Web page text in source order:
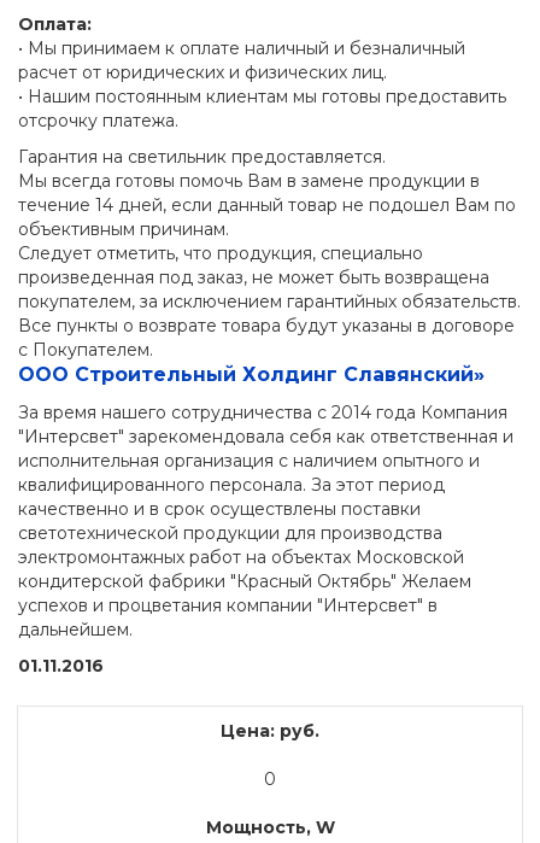
Оплата:
• Мы принимаем к оплате наличный и безналичный
расчет от юридических и физических лиц.
• Нашим постоянным клиентам мы готовы предоставить
отсрочку платежа.
Гарантия на светильник предоставляется.
Мы всегда готовы помочь Вам в замене продукции в
течение 14 дней, если данный товар не подошел Вам по
объективным причинам.
Следует отметить, что продукция, специально
произведенная под заказ, не может быть возвращена
покупателем, за исключением гарантийных обязательств.
Все пункты о возврате товара будут указаны в договоре
с Покупателем.
ООО Строительный Холдинг Славянский»
За время нашего сотрудничества с 2014 года Компания
"Интерсвет" зарекомендовала себя как ответственная и
исполнительная организация с наличием опытного и
квалифицированного персонала. За этот период
качественно и в срок осуществлены поставки
светотехнической продукции для производства
электромонтажных работ на объектах Московской
кондитерской фабрики "Красный Октябрь" Желаем
успехов и процветания компании "Интерсвет" в
дальнейшем.
01.11.2016
Цена: руб.
0
Мощность, W